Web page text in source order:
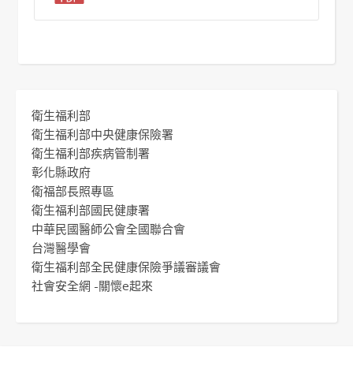
衛生福利部
衛生福利部中央健康保險署
衛生福利部疾病管制署
彰化縣政府
衛福部長照專區
衛生福利部國民健康署
中華民國醫師公會全國聯合會
台灣醫學會
衛生福利部全民健康保險爭議審議會
社會安全網 -關懷e起來